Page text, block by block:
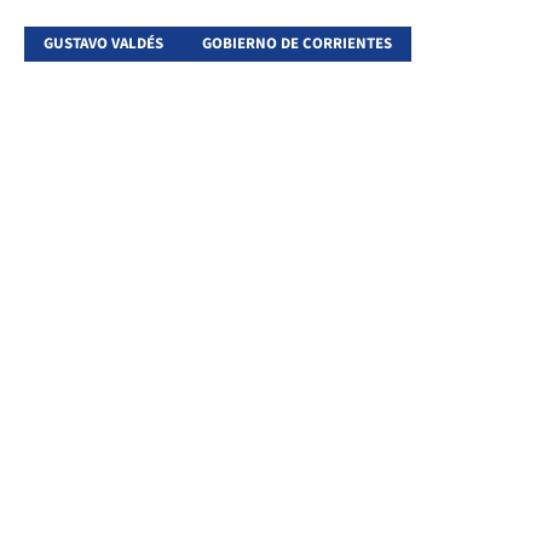
GUSTAVO VALDÉS GOBIERNO DE CORRIENTES